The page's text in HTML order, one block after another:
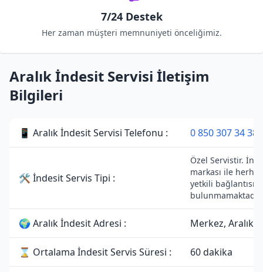
7/24 Destek
Her zaman müşteri memnuniyeti önceliğimiz.
Aralık İndesit Servisi İletişim
Bilgileri
📱 Aralık İndesit Servisi Telefonu : 0 850 307 34 38
🛠 İndesit Servis Tipi :
Özel Servistir.
markası ile
yetkili bağlantısı
bulunmamaktadır.
🌍 Aralık İndesit Adresi : Merkez, Aralık/
⌛ Ortalama İndesit Servis Süresi : 60 dakika